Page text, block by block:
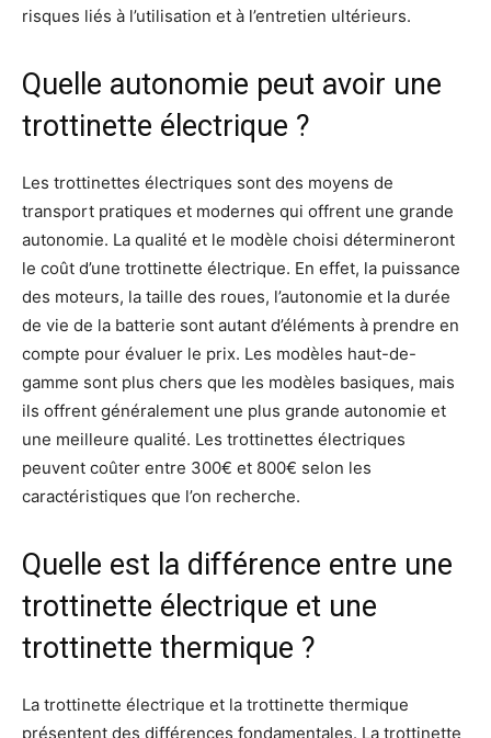
risques liés à l’utilisation et à l’entretien ultérieurs.
Quelle autonomie peut avoir une
trottinette électrique ?
Les trottinettes électriques sont des moyens de
transport pratiques et modernes qui offrent une grande
autonomie. La qualité et le modèle choisi détermineront
le coût d’une trottinette électrique. En effet, la puissance
des moteurs, la taille des roues, l’autonomie et la durée
de vie de la batterie sont autant d’éléments à prendre en
compte pour évaluer le prix. Les modèles haut-de-
gamme sont plus chers que les modèles basiques, mais
ils offrent généralement une plus grande autonomie et
une meilleure qualité. Les trottinettes électriques
peuvent coûter entre 300€ et 800€ selon les
caractéristiques que l’on recherche.
Quelle est la différence entre une
trottinette électrique et une
trottinette thermique ?
La trottinette électrique et la trottinette thermique
présentent des différences fondamentales. La trottinette